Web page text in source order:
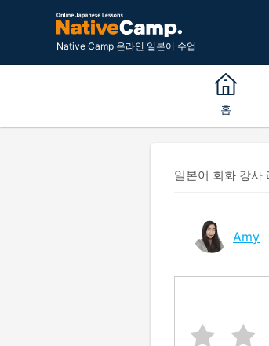
Native Camp 온라인 일본어 수업
홈
일본어 회화 강사
Amy